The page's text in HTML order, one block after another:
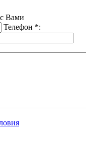
Вами
Телефон *: